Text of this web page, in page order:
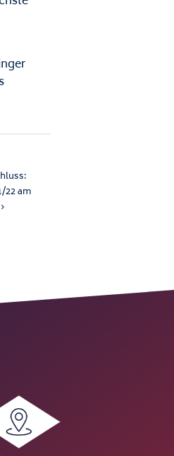
22 am